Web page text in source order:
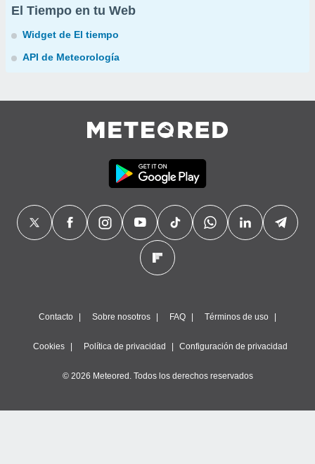
El Tiempo en tu Web
Widget de El tiempo
API de Meteorología
Contacto Sobre nosotros FAQ Términos de uso
Cookies Política de privacidad Configuración de privacidad
© 2026 Meteored. Todos los derechos reservados